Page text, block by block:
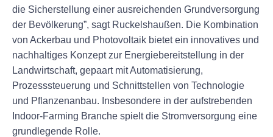
die Sicherstellung einer ausreichenden Grundversorgung
der Bevölkerung”, sagt Ruckelshaußen. Die Kombination
von Ackerbau und Photovoltaik bietet ein innovatives und
nachhaltiges Konzept zur Energiebereitstellung in der
Landwirtschaft, gepaart mit Automatisierung,
Prozesssteuerung und Schnittstellen von Technologie
und Pflanzenanbau. Insbesondere in der aufstrebenden
Indoor-Farming Branche spielt die Stromversorgung eine
grundlegende Rolle.